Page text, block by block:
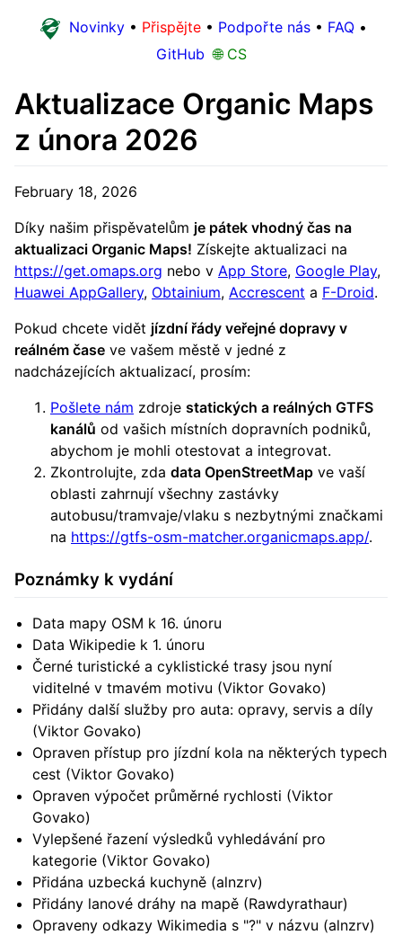
Novinky • Přispějte • Podpořte nás • FAQ •
GitHub 🌐 CS
Aktualizace Organic Maps
z února 2026
February 18, 2026
Díky našim přispěvatelům je pátek vhodný čas na
aktualizaci Organic Maps! Získejte aktualizaci na
https://get.omaps.org nebo v App Store, Google Play,
Huawei AppGallery, Obtainium, Accrescent a F-Droid.
Pokud chcete vidět jízdní řády veřejné dopravy v
reálném čase ve vašem městě v jedné z
nadcházejících aktualizací, prosím:
Pošlete nám zdroje statických a reálných GTFS
kanálů od vašich místních dopravních podniků,
abychom je mohli otestovat a integrovat.
Zkontrolujte, zda data OpenStreetMap ve vaší
oblasti zahrnují všechny zastávky
autobusu/tramvaje/vlaku s nezbytnými značkami
na https://gtfs-osm-matcher.organicmaps.app/.
Poznámky k vydání
Data mapy OSM k 16. únoru
Data Wikipedie k 1. únoru
Černé turistické a cyklistické trasy jsou nyní
viditelné v tmavém motivu (Viktor Govako)
Přidány další služby pro auta: opravy, servis a díly
(Viktor Govako)
Opraven přístup pro jízdní kola na některých typech
cest (Viktor Govako)
Opraven výpočet průměrné rychlosti (Viktor
Govako)
Vylepšené řazení výsledků vyhledávání pro
kategorie (Viktor Govako)
Přidána uzbecká kuchyně (alnzrv)
Přidány lanové dráhy na mapě (Rawdyrathaur)
Opraveny odkazy Wikimedia s "?" v názvu (alnzrv)